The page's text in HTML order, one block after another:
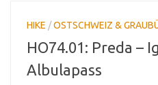
HIKE /OSTSCHWEIZ &
HO74.01: Preda –
Albulapass